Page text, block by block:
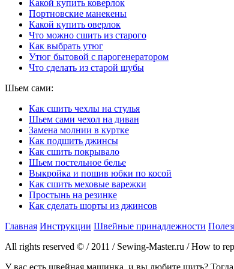
Какой купить коверлок
Портновские манекены
Какой купить оверлок
Что можно сшить из старого
Как выбрать утюг
Утюг бытовой с парогенератором
Что сделать из старой шубы
Шьем сами:
Как сшить чехлы на стулья
Шьем сами чехол на диван
Замена молнии в куртке
Как подшить джинсы
Как сшить покрывало
Шьем постельное белье
Выкройка и пошив юбки по косой
Как сшить меховые варежки
Простынь на резинке
Как сделать шорты из джинсов
Главная Инструкции Швейные принадлежности
All rights reserved © / 2011 / Sewing-Master.ru / How to
У вас есть швейная машинка, и вы любите шить?